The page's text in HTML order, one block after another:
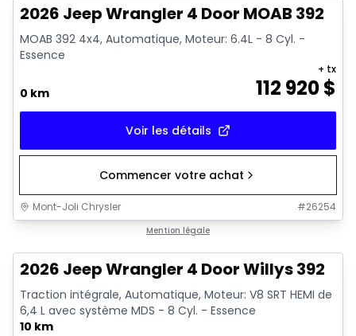
2026 Jeep Wrangler 4 Door MOAB 392
MOAB 392 4x4, Automatique, Moteur: 6.4L - 8 Cyl. -
Essence
0 km 112 920$
+ tx
Voir les détails
Commencer votre achat
Mont-Joli Chrysler #26254
Mention légale
2026 Jeep Wrangler 4 Door Willys 392
Traction intégrale, Automatique, Moteur: V8 SRT HEMI de
6,4 L avec système MDS - 8 Cyl. - Essence
10 km